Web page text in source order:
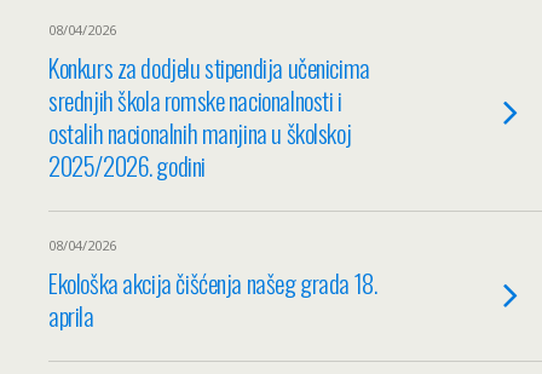
08/04/2026
Konkurs za dodjelu stipendija učenicima
srednjih škola romske nacionalnosti i
ostalih nacionalnih manjina u školskoj
2025/2026. godini
08/04/2026
Ekološka akcija čišćenja našeg grada 18.
aprila